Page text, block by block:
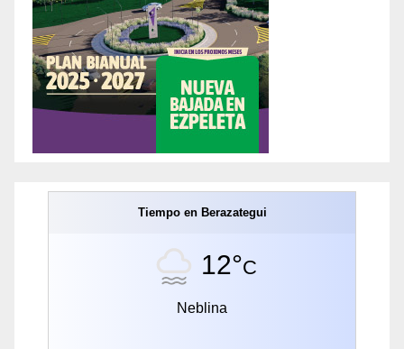
Tiempo en Berazategui
12°C
Neblina